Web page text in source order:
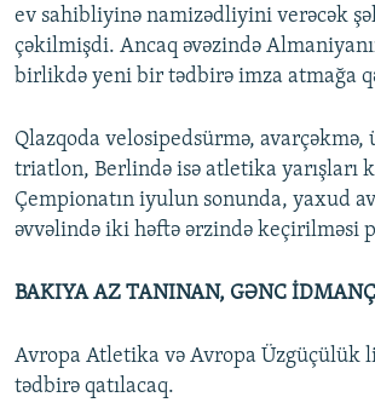
ev sahibliyinə namizədliyini verəcək
çəkilmişdi. Ancaq əvəzində
birlikdə yeni bir tədbirə imza atmağa
Qlazqoda velosipedsürmə, avarçəkmə,
triatlon, Berlində isə atletika yarışları
Çempionatın iyulun sonunda, yaxud
əvvəlində iki həftə ərzində keçirilməsi
BAKIYA AZ TANINAN, GƏNC
Avropa Atletika və Avropa Üzgüçülük
tədbirə qatılacaq.